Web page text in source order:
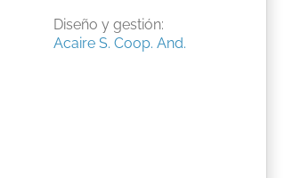
Diseño y gestión:
Acaire S. Coop. And.